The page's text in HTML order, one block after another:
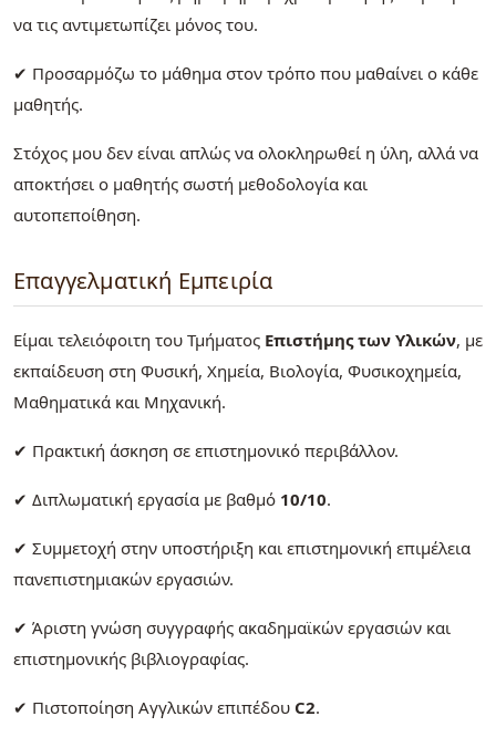
να τις αντιμετωπίζει μόνος του.
✔ Προσαρμόζω το μάθημα στον τρόπο που μαθαίνει ο κάθε
μαθητής.
Στόχος μου δεν είναι απλώς να ολοκληρωθεί η ύλη, αλλά να
αποκτήσει ο μαθητής σωστή μεθοδολογία και
αυτοπεποίθηση.
Επαγγελματική Εμπειρία
Είμαι τελειόφοιτη του Τμήματος Επιστήμης των Υλικών, με
εκπαίδευση στη Φυσική, Χημεία, Βιολογία, Φυσικοχημεία,
Μαθηματικά και Μηχανική.
✔ Πρακτική άσκηση σε επιστημονικό περιβάλλον.
✔ Διπλωματική εργασία με βαθμό 10/10.
✔ Συμμετοχή στην υποστήριξη και επιστημονική επιμέλεια
πανεπιστημιακών εργασιών.
✔ Άριστη γνώση συγγραφής ακαδημαϊκών εργασιών και
επιστημονικής βιβλιογραφίας.
✔ Πιστοποίηση Αγγλικών επιπέδου C2.